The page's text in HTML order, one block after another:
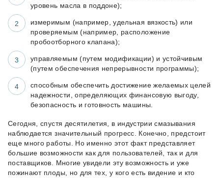
уровень масла в поддоне);
измеримым (например, удельная вязкость) или
проверяемым (например, расположение
пробоотборного клапана);
управляемым (путем модификации) и устойчивым
(путем обеспечения непрерывности программы);
способным обеспечить достижение желаемых целей
надежности, определяющих финансовую выгоду,
безопасность и готовность машины.
Сегодня, спустя десятилетия, в индустрии смазывания
наблюдается значительный прогресс. Конечно, предстоит
еще много работы. Но именно этот факт представляет
большие возможности как для пользователей, так и для
поставщиков. Многие увидели эту возможность и уже
пожинают плоды, но для тех, у кого есть видение и кто